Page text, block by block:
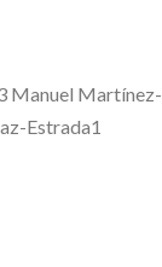
Manuel Martínez-
Estrada1